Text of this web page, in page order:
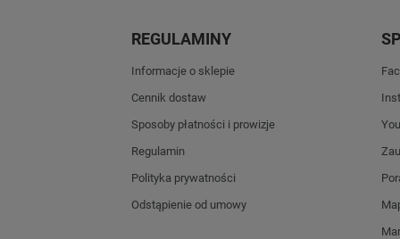
REGULAMINY
Informacje o sklepie
Cennik dostaw
Sposoby płatności i prowizje
Regulamin
Polityka prywatności
Odstąpienie od umowy